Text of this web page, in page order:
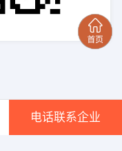
电话联系企业